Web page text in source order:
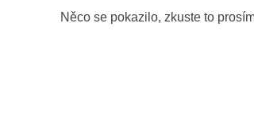
Něco se pokazilo, zkuste to